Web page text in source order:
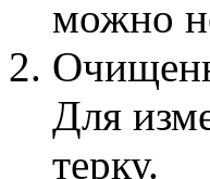
можно
Для
терку.